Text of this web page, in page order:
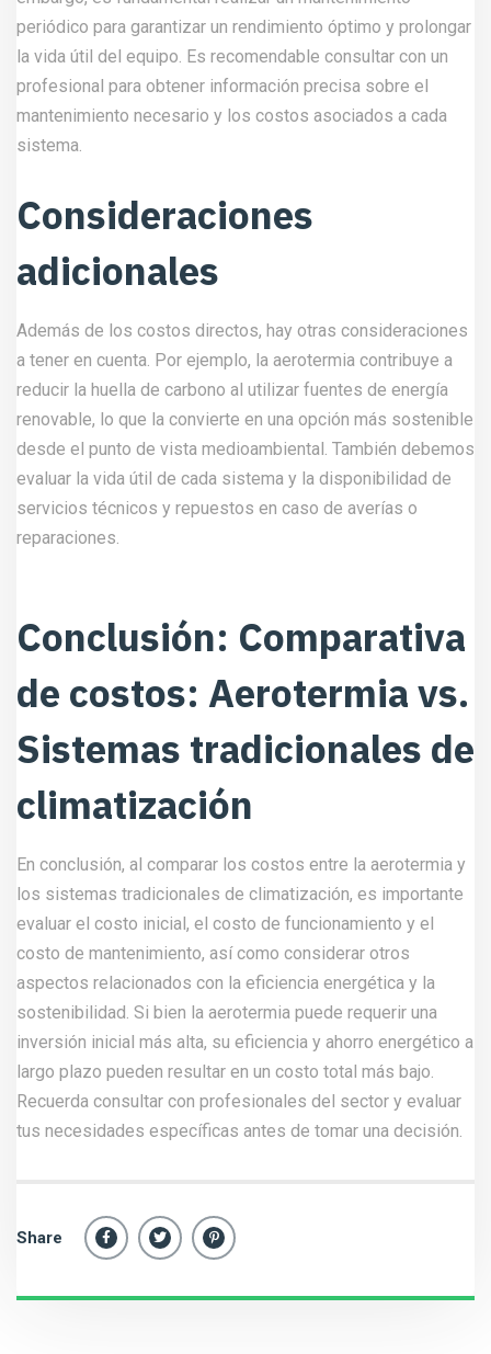
periódico para garantizar un rendimiento óptimo y prolongar
la vida útil del equipo. Es recomendable consultar con un
profesional para obtener información precisa sobre el
mantenimiento necesario y los costos asociados a cada
sistema.
Consideraciones
adicionales
Además de los costos directos, hay otras consideraciones
a tener en cuenta. Por ejemplo, la aerotermia contribuye a
reducir la huella de carbono al utilizar fuentes de energía
renovable, lo que la convierte en una opción más sostenible
desde el punto de vista medioambiental. También debemos
evaluar la vida útil de cada sistema y la disponibilidad de
servicios técnicos y repuestos en caso de averías o
reparaciones.
Conclusión: Comparativa
de costos: Aerotermia vs.
Sistemas tradicionales de
climatización
En conclusión, al comparar los costos entre la aerotermia y
los sistemas tradicionales de climatización, es importante
evaluar el costo inicial, el costo de funcionamiento y el
costo de mantenimiento, así como considerar otros
aspectos relacionados con la eficiencia energética y la
sostenibilidad. Si bien la aerotermia puede requerir una
inversión inicial más alta, su eficiencia y ahorro energético a
largo plazo pueden resultar en un costo total más bajo.
Recuerda consultar con profesionales del sector y evaluar
tus necesidades específicas antes de tomar una decisión.
Share